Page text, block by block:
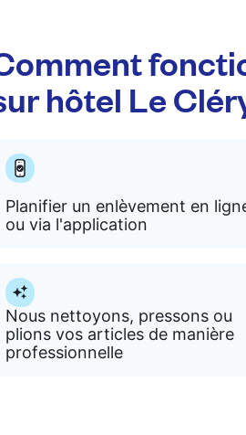
hôtel Le
Planifier un enlèvement en
ou via l'application
Nous nettoyons, pressons ou
plions vos articles de manière
professionnelle